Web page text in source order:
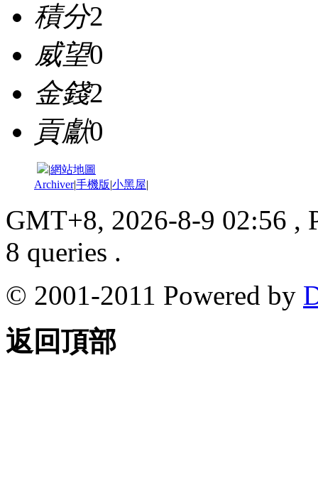
積分2
威望0
金錢2
貢獻0
|網站地圖
Archiver|手機版|小黑屋|
GMT+8, 2026-8-9 02:56 ,
8 queries .
© 2001-2011 Powered by
返回頂部